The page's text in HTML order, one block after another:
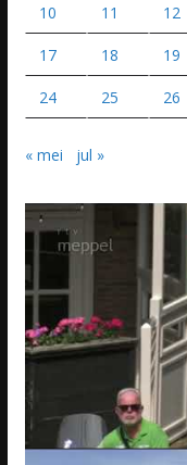
10 11 12
17 18 19
24 25 26
« mei jul »